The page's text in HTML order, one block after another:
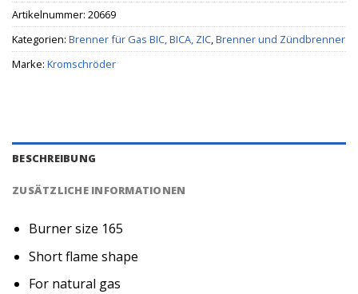
Artikelnummer: 20669
Kategorien: Brenner für Gas BIC, BICA, ZIC,Brenner und Zündbrenner
Marke: Kromschröder
BESCHREIBUNG
ZUSÄTZLICHE INFORMATIONEN
Burner size 165
Short flame shape
For natural gas